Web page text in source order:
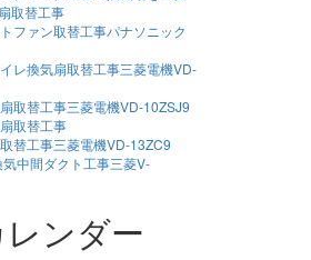
取替工事
ファン取替工事パナソニック
レ換気扇取替工事三菱電機VD-
取替工事三菱電機VD-10ZSJ9
取替工事
替工事三菱電機VD-13ZC9
中間ダクト工事三菱V-
ンダー